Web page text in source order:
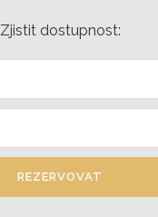
Zjistit dostupnost:
REZERVOVAT